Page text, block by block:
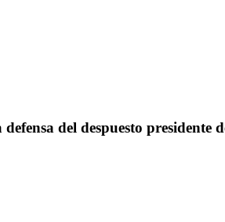
del despuesto presidente